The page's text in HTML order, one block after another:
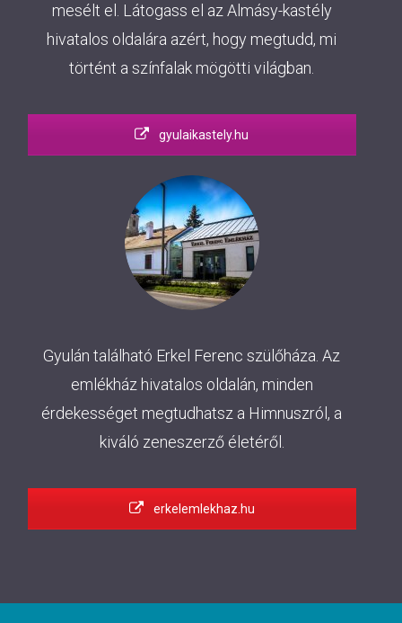
mesélt el. Látogass el az Almásy-kastély
hivatalos oldalára azért, hogy megtudd, mi
történt a színfalak mögötti világban.
gyulaikastely.hu
Gyulán található Erkel Ferenc szülőháza. Az
emlékház hivatalos oldalán, minden
érdekességet megtudhatsz a Himnuszról, a
kiváló zeneszerző életéről.
erkelemlekhaz.hu